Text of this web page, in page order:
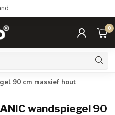
0
90 cm massief hout
wandspiegel 90